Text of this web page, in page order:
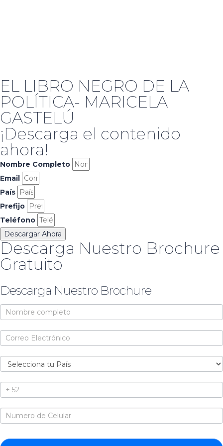
EL LIBRO NEGRO DE LA
POLÍTICA- MARICELA
GASTELÚ
¡Descarga el contenido
ahora!
Nombre Completo
Email
País
Prefijo
Teléfono
Descargar Ahora
Descarga Nuestro Brochure
Gratuito
Descarga Nuestro Brochure
Brochure